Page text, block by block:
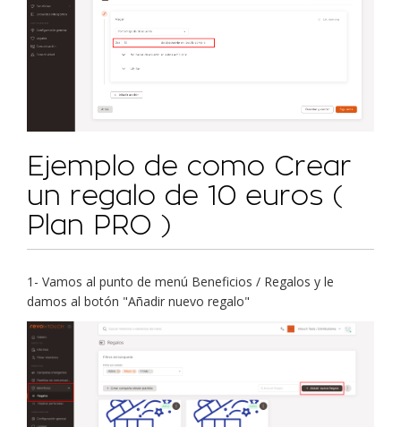
Ejemplo de como Crear
un regalo de 10 euros (
Plan PRO )
1- Vamos al punto de menú Beneficios / Regalos y le
damos al botón "Añadir nuevo regalo"